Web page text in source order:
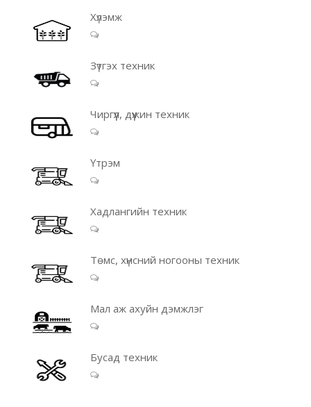
Хүлэмж
Зүтгэх техник
Чиргүүл, дүүжин техник
Үтрэм
Хадлангийн техник
Төмс, хүнсний ногооны техник
Мал аж ахуйн дэмжлэг
Бусад техник